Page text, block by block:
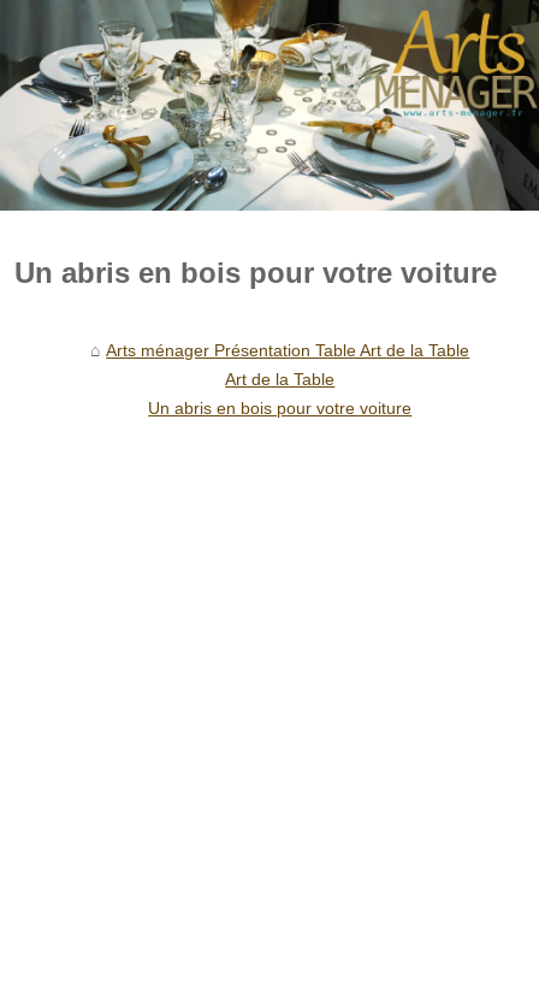
Un abris en bois pour votre voiture
Arts ménager Présentation Table Art de la Table
Art de la Table
Un abris en bois pour votre voiture